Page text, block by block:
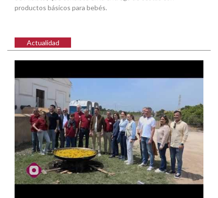
productos básicos para bebés.
Actualidad